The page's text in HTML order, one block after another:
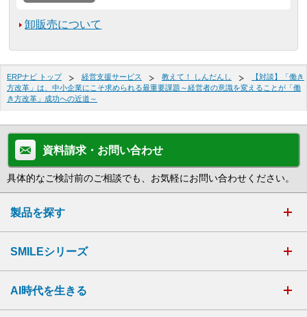
卸販売について
ERPナビ トップ 経営支援サービス 教えて！ しんだんし
【対談】「働き
方改革」は、中小企業にこそ求められる最重要課題～経営者の意識を変えることが「働
き方改革」成功への近道～
資料請求・お問い合わせ
具体的なご検討前のご相談でも、お気軽にお問い合わせください。
製品を探す
SMILEシリーズ
AI時代を生きる